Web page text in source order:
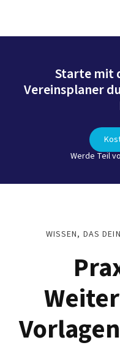
Starte mit
Vereinsplaner
Werde Teil
WISSEN, DAS